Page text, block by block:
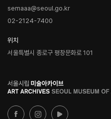
semaaa@seoul.go.kr
02-2124-7400
위치
서울특별시 종로구 평창문화로 101
로
고